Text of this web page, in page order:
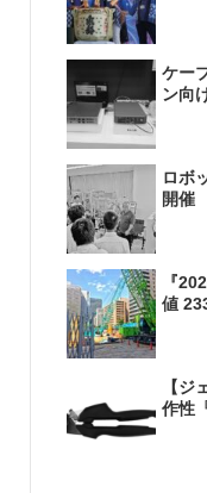
ケー
ン向
ロボ
開催
『
値
【ジ
作性